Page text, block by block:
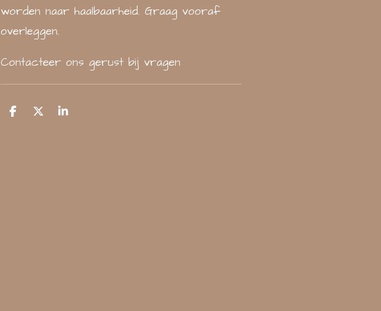
worden naar haalbaarheid. Graag vooraf
overleggen.
Contacteer ons gerust bij vragen
D
D
S